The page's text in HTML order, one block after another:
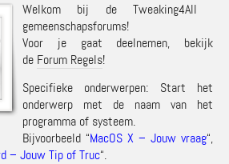
Welkom bij de Tweaking4All
gemeenschapsforums!
Voor je gaat deelnemen, bekijk
de Forum Regels!
Specifieke onderwerpen: Start het
onderwerp met de naam van het
programma of systeem.
Bijvoorbeeld “MacOS X – Jouw vraag“,
– Jouw Tip of Truc“.